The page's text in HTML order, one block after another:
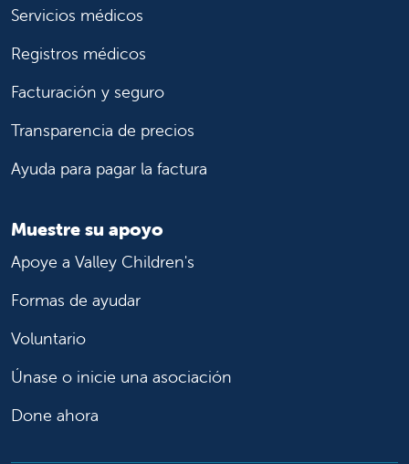
Servicios médicos
Registros médicos
Facturación y seguro
Transparencia de precios
Ayuda para pagar la factura
Muestre su apoyo
Apoye a Valley Children's
Formas de ayudar
Voluntario
Únase o inicie una asociación
Done ahora